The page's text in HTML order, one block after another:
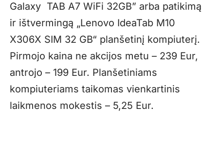
Galaxy TAB A7 WiFi 32GB” arba patikimą
ir ištvermingą „Lenovo IdeaTab M10
X306X SIM 32 GB“ planšetinį kompiuterį.
Pirmojo kaina ne akcijos metu – 239 Eur,
antrojo – 199 Eur. Planšetiniams
kompiuteriams taikomas vienkartinis
laikmenos mokestis – 5,25 Eur.